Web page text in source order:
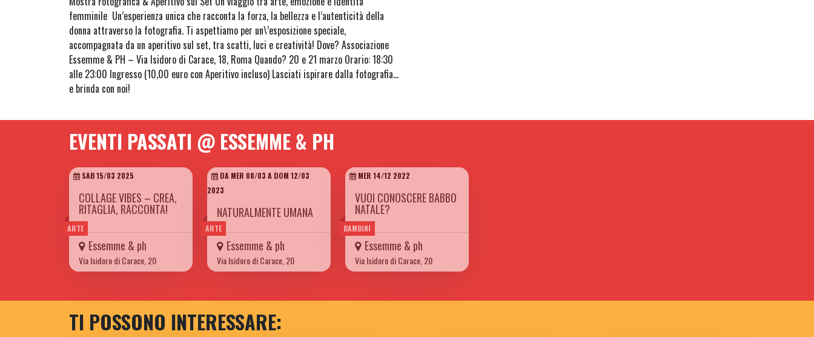
femminile Un’esperienza unica che racconta la forza, la bellezza e l’autenticità della
donna attraverso la fotografia. Ti aspettiamo per un\’esposizione speciale,
accompagnata da un aperitivo sul set, tra scatti, luci e creatività! Dove? Associazione
Essemme & PH – Via Isidoro di Carace, 18, Roma Quando? 20 e 21 marzo Orario: 18:30
alle 23:00 Ingresso (10,00 euro con Aperitivo incluso) Lasciati ispirare dalla fotografia…
e brinda con noi!
EVENTI PASSATI @ ESSEMME & PH
ARTE
SAB 15/03 2025
COLLAGE VIBES – CREA,
RITAGLIA, RACCONTA!
Essemme & ph
Via Isidoro di Carace, 20
ARTE
DA MER 08/03 A DOM 12/03
2023
NATURALMENTE UMANA
Essemme & ph
Via Isidoro di Carace, 20
BAMBINI
MER 14/12 2022
VUOI CONOSCERE BABBO
NATALE?
Essemme & ph
Via Isidoro di Carace, 20
TI POSSONO INTERESSARE: